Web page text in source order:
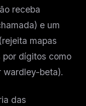
receba
e um
mapas
por dígitos como
wardley-beta).
das